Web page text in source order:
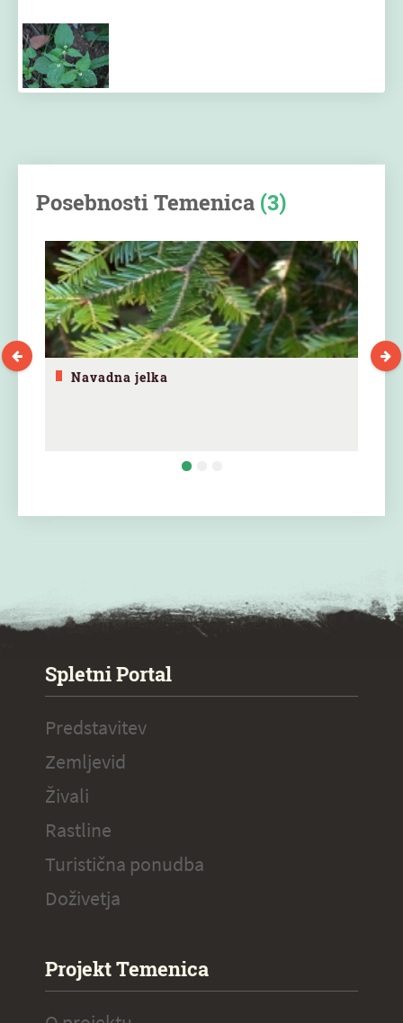
Posebnosti Temenica (3)
Navadna jelka
Spletni Portal
Predstavitev
Zemljevid
Živali
Rastline
Turistična ponudba
Doživetja
Projekt Temenica